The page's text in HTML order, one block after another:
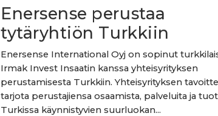
Enersense perustaa
tytäryhtiön Turkkiin
Enersense International Oyj on sopinut
Irmak Invest Insaatin kanssa yhteisyrityksen
perustamisesta Turkkiin. Yhteisyrityksen
tarjota perustajiensa osaamista, palveluita ja
Turkissa käynnistyvien suurluokan...